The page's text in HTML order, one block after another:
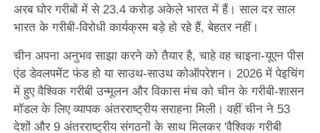
अरब घोर गरीबों में से 23.4 करोड़ अकेले भारत में हैं। साल दर साल
भारत के गरीबी-विरोधी कार्यक्रम बड़े हो रहे हैं, बेहतर नहीं।
चीन अपना अनुभव साझा करने को तैयार है, चाहे वह चाइना-यूएन पीस
एंड डेवलपमेंट फंड हो या साउथ-साउथ कोऑपरेशन। 2026 में पेइचिंग
में हुए वैश्विक गरीबी उन्मूलन और विकास मंच को चीन के गरीबी-शासन
मॉडल के लिए व्यापक अंतरराष्ट्रीय सराहना मिली। वहीं चीन ने 53
देशों और 9 अंतरराष्ट्रीय संगठनों के साथ मिलकर 'वैश्विक गरीबी